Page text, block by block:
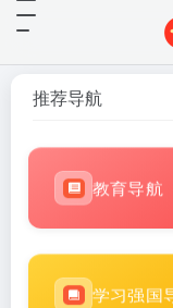
推荐导航
教育导航
学习强国